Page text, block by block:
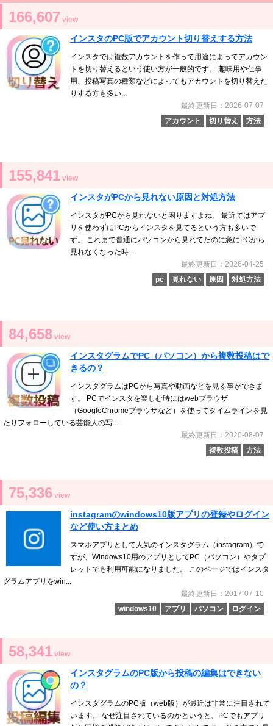
166,607 view
インスタのPC版でアカウント切り替えする方法
インスタでは複数アカウントを作って用途によってアカウン
トを切り替えるという使い方が一般的です。 趣味用や仕事
用、投稿写真の種類などによってもアカウントを切り替えた
りする方も多い...
最終更新日：2026-07-07
アカウント
切り替え 方法
155,841 view
インスタがPCから見れない原因と対処方法
インスタがPCから見れないと困りますよね。 最近ではアプ
リを使わずにPCからインスタを見てるという方も多いで
す。 これまで普通にパソコンから見れてたのに急にPCから
見れなくなった時...
最終更新日：2026-04-25
pc
見れない 原因 対処方法
84,658 view
インスタグラムでPC（パソコン）から複数投稿はで
きるの？
インスタグラムはPCから写真や動画などを見る事ができま
す。 PCでインスタを楽しむ時にはwebブラウザ
（GoogleChromeブラウザなど）を使ってタイムラインを見
たりフォローしている芸能人の写...
最終更新日：2020-08-07
複数投稿
方法
75,336 view
instagramのwindows10版アプリの登録やログイン
など使い方まとめ
スマホアプリとして人気のインスタグラム（instagram）で
すが、Windows10用のアプリとしてPC（パソコン）やタブ
レットでも利用可能になりました。 このページではインスタ
グラムアプリをwin...
最終更新日：2017-07-10
windows10
アプリ パソコン ログイン
58,341 view
インスタグラムのPC版から投稿の編集はできない
の？
インスタグラムのPC版（web版）が最近は非常に注目されて
います。 なぜ注目されているのかというと、PCでもアプリ